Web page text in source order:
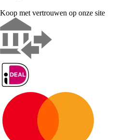
Koop met vertrouwen op onze site